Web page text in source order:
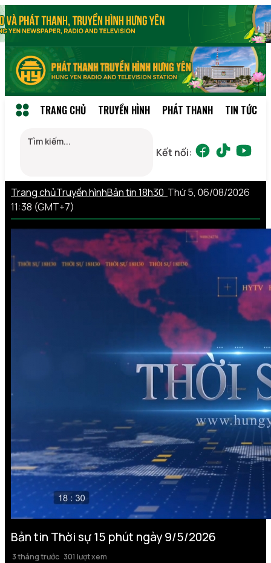
TRANG CHỦ TRUYỀN HÌNH PHÁT THANH TIN TỨC
Kết nối:
Trang chủTruyền hìnhBản tin 18h30 Thứ 5, 06/08/2026
11:38 (GMT+7)
Bản tin Thời sự 15 phút ngày 9/5/2026
3 tháng trước 301 lượt xem